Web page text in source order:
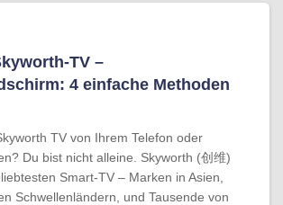
TV –
4 einfache Methoden
TV von Ihrem Telefon oder
Du bist nicht alleine. Skyworth (创维)
Smart-TV – Marken in Asien,
Schwellenländern, und Tausende von